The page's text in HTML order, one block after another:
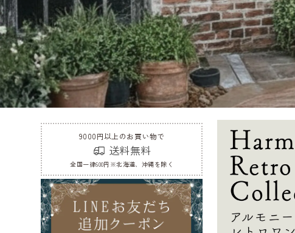
9000円以上のお買い物で
送料無料
全国一律600円※北海道、沖縄を除く